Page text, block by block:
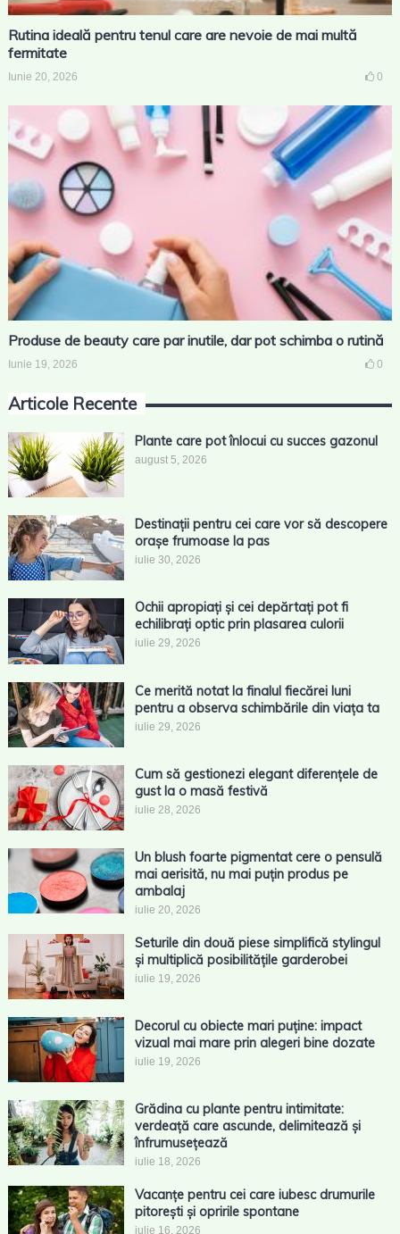
Rutina ideală pentru tenul care are nevoie de mai multă
fermitate
Iunie 20, 2026 0
Produse de beauty care par inutile, dar pot schimba o rutină
Iunie 19, 2026 0
Articole Recente
Plante care pot înlocui cu succes gazonul
august 5, 2026
Destinații pentru cei care vor să descopere
orașe frumoase la pas
iulie 30, 2026
Ochii apropiați și cei depărtați pot fi
echilibrați optic prin plasarea culorii
iulie 29, 2026
Ce merită notat la finalul fiecărei luni
pentru a observa schimbările din viața ta
iulie 29, 2026
Cum să gestionezi elegant diferențele de
gust la o masă festivă
iulie 28, 2026
Un blush foarte pigmentat cere o pensulă
mai aerisită, nu mai puțin produs pe
ambalaj
iulie 20, 2026
Seturile din două piese simplifică stylingul
și multiplică posibilitățile garderobei
iulie 19, 2026
Decorul cu obiecte mari puține: impact
vizual mai mare prin alegeri bine dozate
iulie 19, 2026
Grădina cu plante pentru intimitate:
verdeață care ascunde, delimitează și
înfrumusețează
iulie 18, 2026
Vacanțe pentru cei care iubesc drumurile
pitorești și opririle spontane
iulie 16, 2026